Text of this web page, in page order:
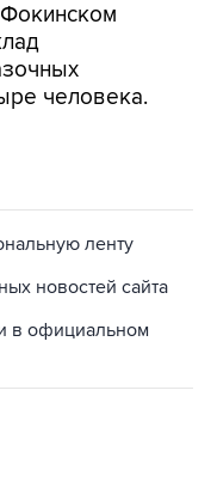
человека.
ленту
новостей сайта
в официальном